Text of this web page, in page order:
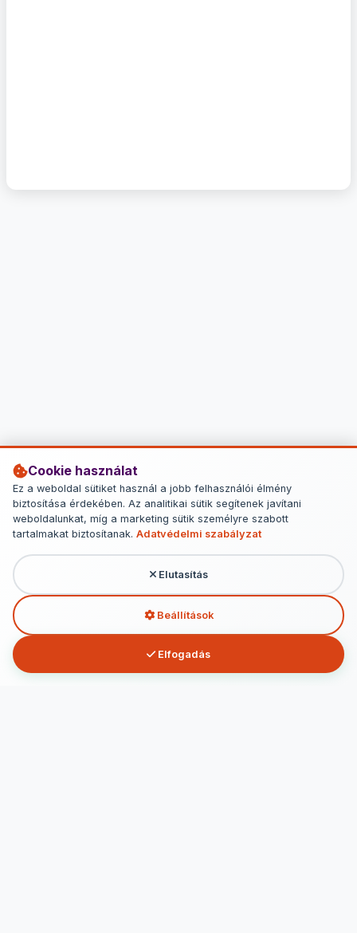
Cookie használat
Ez a weboldal sütiket használ a jobb felhasználói élmény
biztosítása érdekében. Az analitikai sütik segítenek javítani
weboldalunkat, míg a marketing sütik személyre szabott
tartalmakat biztosítanak. Adatvédelmi szabályzat
Elutasítás
Beállítások
Elfogadás